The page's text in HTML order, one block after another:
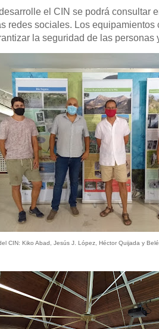
el CIN se podrá consultar
redes sociales. Los equipamientos
la seguridad de las
CIN: Kiko Abad, Jesús J. López, Héctor Quijada y